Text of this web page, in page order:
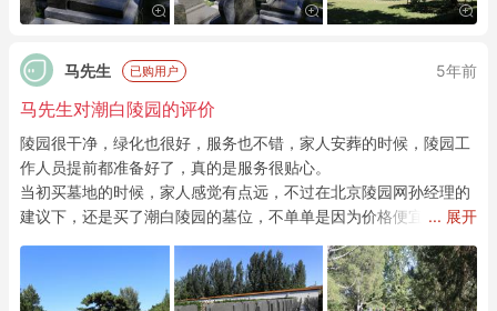
马先生 已购用户 5年前
马先生对潮白陵园的评价
陵园很干净，绿化也很好，服务也不错，家人安葬的时候，陵园工
作人员提前都准备好了，真的是服务很贴心。
当初买墓地的时候，家人感觉有点远，不过在北京陵园网孙经理的
建议下，还是买了潮白陵园的墓位，不单单是因为价格便宜，关键
... 展开